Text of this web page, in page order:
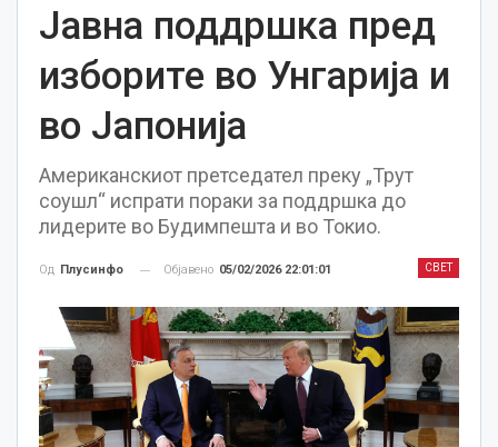
Јавна поддршка пред
изборите во Унгарија и
во Јапонија
Американскиот претседател преку „Трут
соушл“ испрати пораки за поддршка до
лидерите во Будимпешта и во Токио.
СВЕТ
Од Плусинфо Објавено 05/02/2026 22:01:01